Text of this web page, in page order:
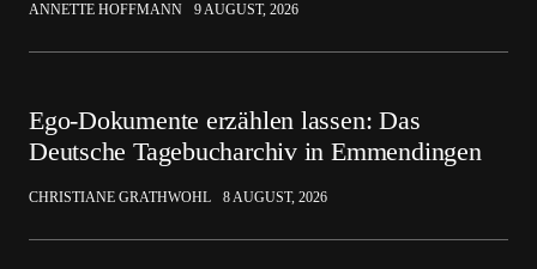
ANNETTE HOFFMANN 9 AUGUST, 2026
Ego-Dokumente erzählen lassen: Das
Deutsche Tagebucharchiv in Emmendingen
CHRISTIANE GRATHWOHL 8 AUGUST, 2026